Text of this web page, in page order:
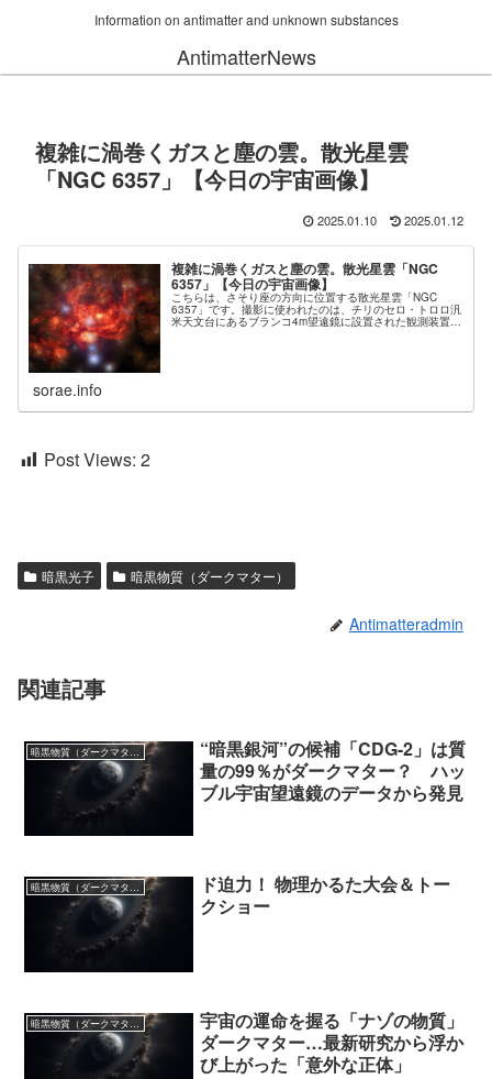
Information on antimatter and unknown substances
AntimatterNews
複雑に渦巻くガスと塵の雲。散光星雲
「NGC 6357」【今日の宇宙画像】
2025.01.10 2025.01.12
複雑に渦巻くガスと塵の雲。散光星雲「NGC
6357」【今日の宇宙画像】
こちらは、さそり座の方向に位置する散光星雲「NGC
6357」です。撮影に使われたのは、チリのセロ・トロロ汎
米天文台にあるブランコ4m望遠鏡に設置された観測装置
「ダークエネルギーカメラ（DECam）」で、可視光線の3
sorae.info
Post Views: 2
暗黒光子 暗黒物質（ダークマター）
Antimatteradmin
関連記事
暗黒物質（ダークマター）
“暗黒銀河”の候補「CDG-2」は質
量の99％がダークマター？ ハッ
ブル宇宙望遠鏡のデータから発見
暗黒物質（ダークマター）
ド迫力！ 物理かるた大会＆トー
クショー
暗黒物質（ダークマター）
宇宙の運命を握る「ナゾの物質」
ダークマター…最新研究から浮か
び上がった「意外な正体」